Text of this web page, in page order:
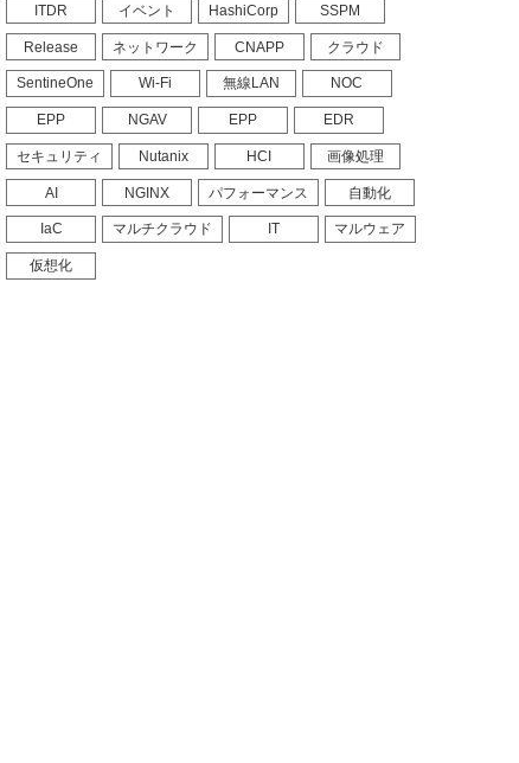
ITDR イベント HashiCorp SSPM
Release ネットワーク CNAPP クラウド
SentineOne Wi-Fi 無線LAN NOC
EPP NGAV EPP EDR
セキュリティ Nutanix HCI 画像処理
AI NGINX パフォーマンス 自動化
IaC マルチクラウド IT マルウェア
仮想化